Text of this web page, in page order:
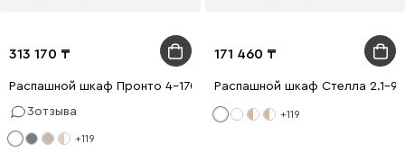
313 170
Распашной шкаф Пронто 4-170x210 Белый
3отзыва
+119
171 460
Распашной шкаф Стелла 2.1-
+119